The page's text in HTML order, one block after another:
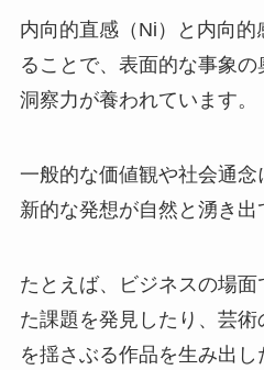
内向的直感（Ni）と内向
ることで、表面的な事象の
洞察力が養われています。
一般的な価値観や社会通
新的な発想が自然と湧き出
たとえば、ビジネスの場
た課題を発見したり、芸
を揺さぶる作品を生み出し